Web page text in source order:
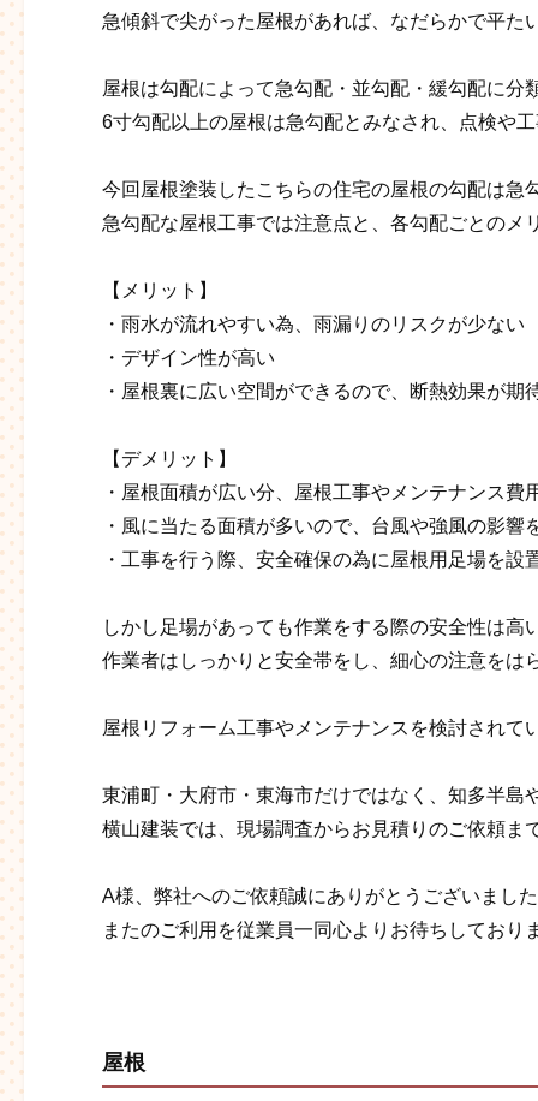
急傾斜で尖がった屋根があれば、なだらかで平た
屋根は勾配によって急勾配・並勾配・緩勾配に分
6寸勾配以上の屋根は急勾配とみなされ、点検や
今回屋根塗装したこちらの住宅の屋根の勾配は急
急勾配な屋根工事では注意点と、各勾配ごとの
【メリット】
・雨水が流れやすい為、雨漏りのリスクが少ない
・デザイン性が高い
・屋根裏に広い空間ができるので、断熱効果が
【デメリット】
・屋根面積が広い分、屋根工事やメンテナンス費
・風に当たる面積が多いので、台風や強風の影響
・工事を行う際、安全確保の為に屋根用足場を
しかし足場があっても作業をする際の安全性は高
作業者はしっかりと安全帯をし、細心の注意を
屋根リフォーム工事やメンテナンスを検討されて
東浦町・大府市・東海市だけではなく、知多半
横山建装では、現場調査からお見積りのご依頼ま
A様、弊社へのご依頼誠にありがとうございまし
またのご利用を従業員一同心よりお待ちしており
屋根